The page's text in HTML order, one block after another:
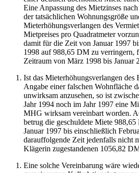
Eine Anpassung des Mietzinses
der tatsächlichen Wohnungsgröße
Mieterhöhungsverlangen des
Mietpreises pro Quadratmeter
damit für die Zeit von Januar 1997
1998 auf 988,65 DM zu verringern,
Zeitraum von März 1998 bis Januar
Ist das Mieterhöhungsverlangen des
Angabe einer falschen Wohnfläche
unwirksam anzusehen, so ist
Jahr 1994 noch im Jahr 1997 eine
MHG wirksam vereinbart worden.
betrug die geschuldete Miete
Januar 1997 bis einschließlich
darauffolgende Zeit jedenfalls nicht
Klägerin zugestandenen 1056,82
Eine solche Vereinbarung wäre